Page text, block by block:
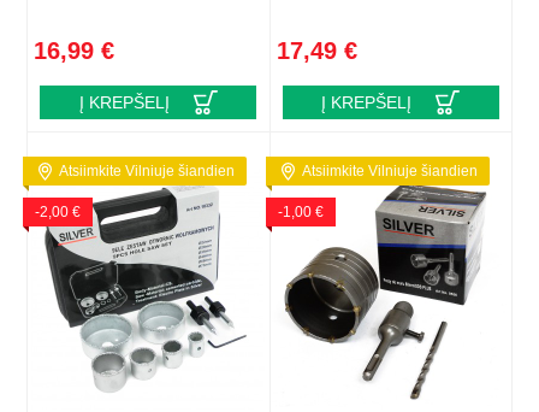
16,99 €
Į KREPŠELĮ
17,49 €
Į KREPŠELĮ
Atsiimkite Vilniuje šiandien
-2,00 €
Atsiimkite Vilniuje šiandien
-1,00 €